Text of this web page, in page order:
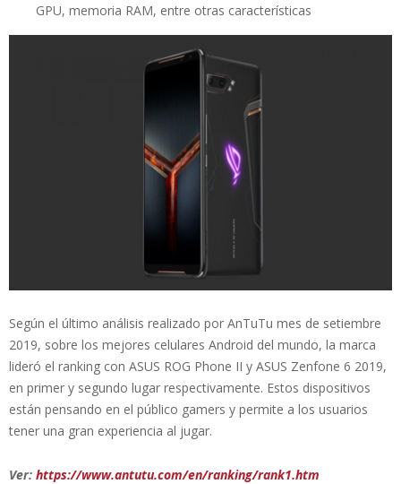
GPU, memoria RAM, entre otras características
Según el último análisis realizado por AnTuTu mes de setiembre
2019, sobre los mejores celulares Android del mundo, la marca
lideró el ranking con ASUS ROG Phone II y ASUS Zenfone 6 2019,
en primer y segundo lugar respectivamente. Estos dispositivos
están pensando en el público gamers y permite a los usuarios
tener una gran experiencia al jugar.
Ver: https://www.antutu.com/en/ranking/rank1.htm